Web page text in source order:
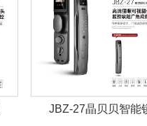
JBZ-27晶贝贝智能